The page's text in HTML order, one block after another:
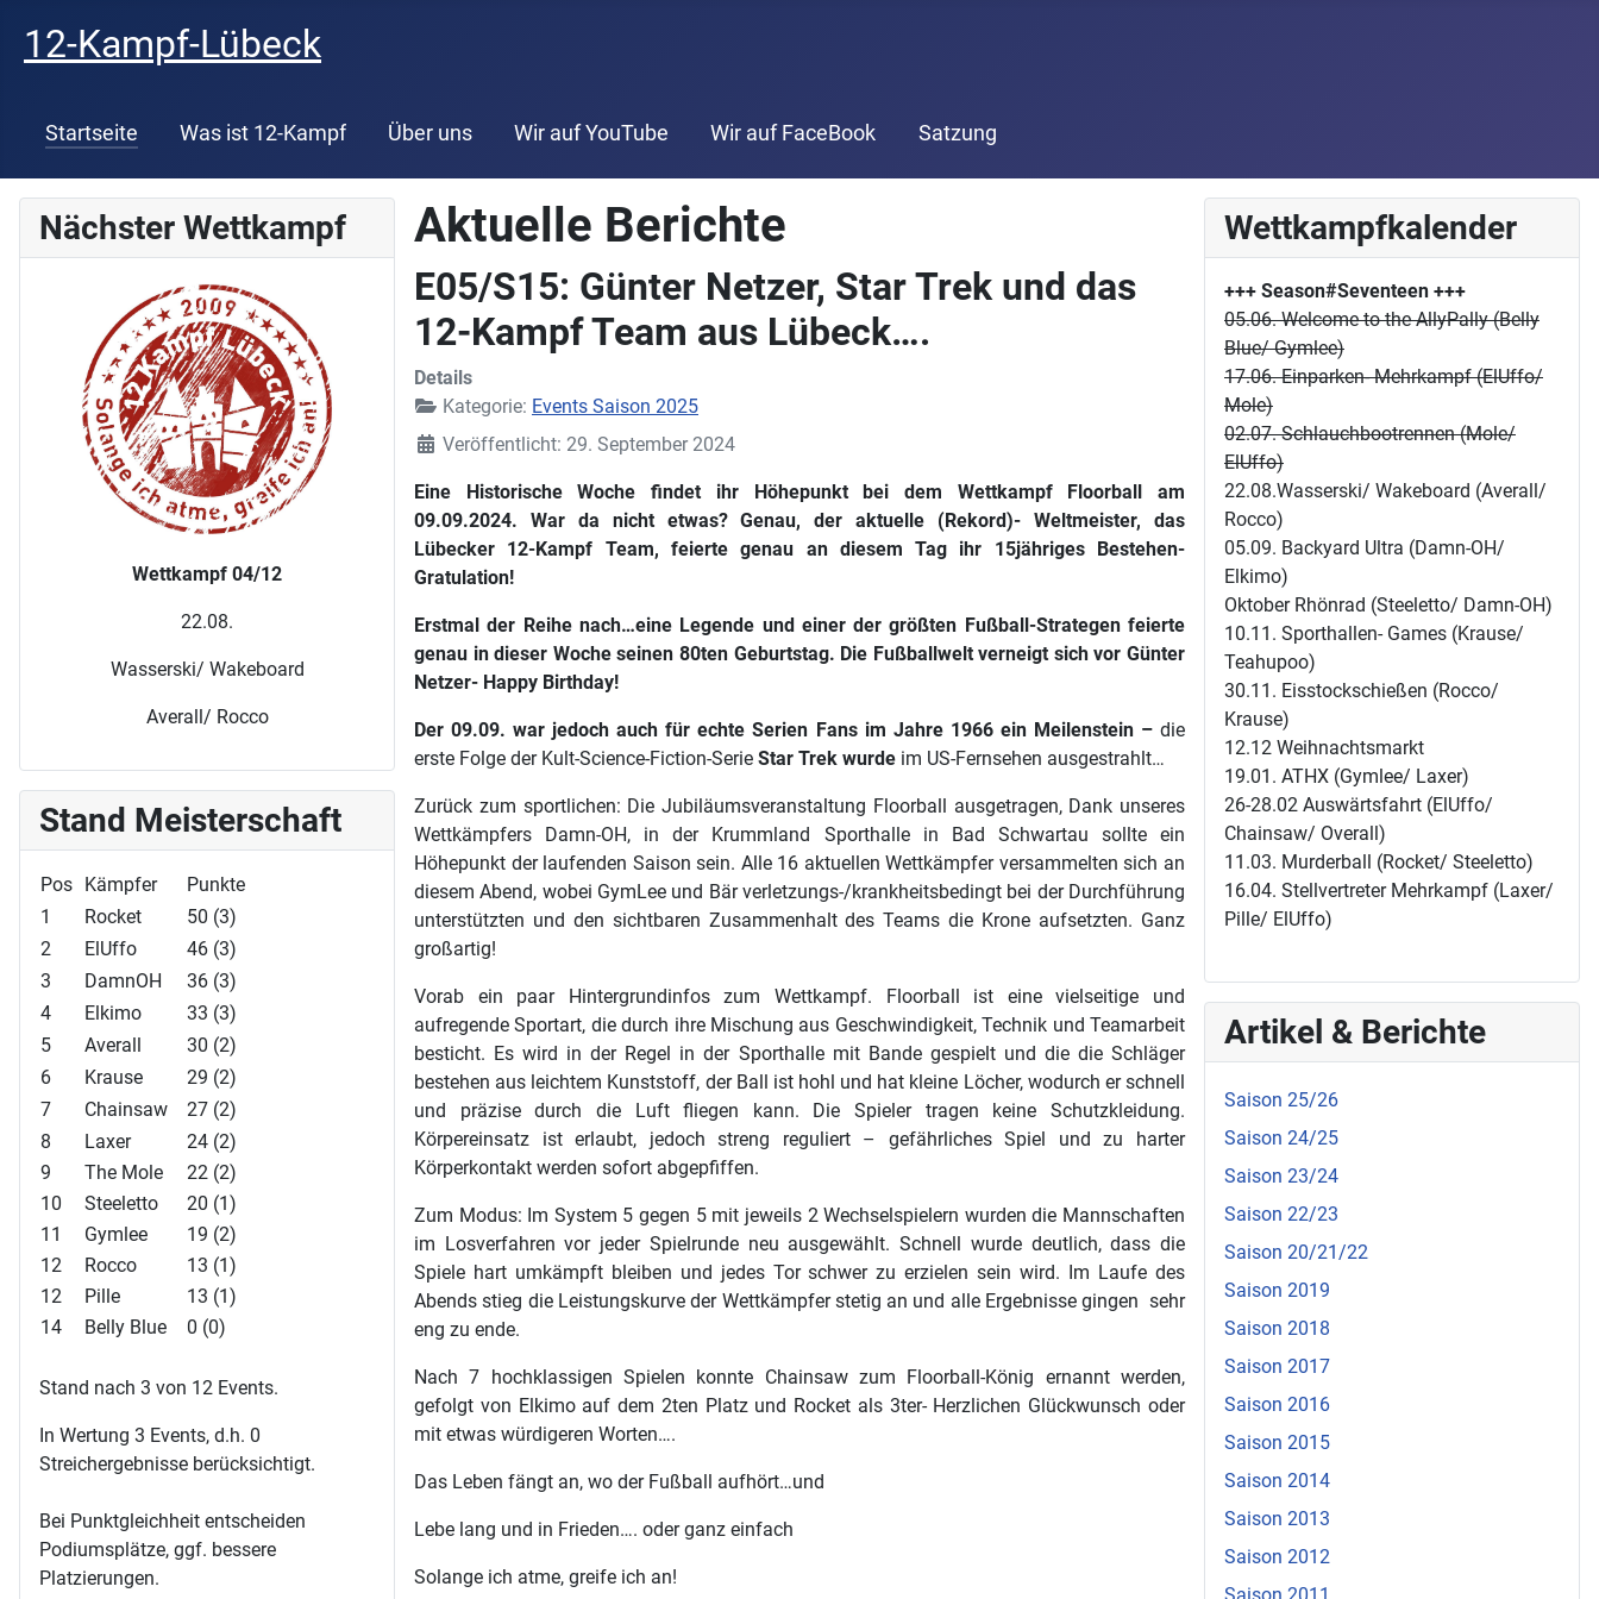
12-Kampf-Lübeck
Startseite Was ist 12-Kampf Über uns Wir auf YouTube Wir auf FaceBook Satzung
Nächster Wettkampf
Wettkampf 04/12
22.08.
Wasserski/ Wakeboard
Averall/ Rocco
Stand Meisterschaft
Pos Kämpfer
Punkte
1
Rocket
50 (3)
2
ElUffo
46 (3)
3
DamnOH
36 (3)
4
Elkimo
33 (3)
5
Averall
30 (2)
6
Krause
29 (2)
7
Chainsaw
27 (2)
8
Laxer
24 (2)
9
The Mole
22 (2)
10
Steeletto
20 (1)
11
Gymlee
19 (2)
12
Rocco
13 (1)
12
Pille
13 (1)
14
Belly Blue 0 (0)
Stand nach 3 von 12 Events.
In Wertung 3 Events, d.h. 0
Streichergebnisse berücksichtigt.
Bei Punktgleichheit entscheiden
Podiumsplätze, ggf. bessere
Platzierungen.
Aktuelle Berichte
E05/S15: Günter Netzer, Star Trek und das
12-Kampf Team aus Lübeck….
Details
Kategorie: Events Saison 2025
Veröffentlicht: 29. September 2024
Eine Historische Woche findet ihr Höhepunkt bei dem Wettkampf Floorball am
09.09.2024. War da nicht etwas? Genau, der aktuelle (Rekord)- Weltmeister, das
Lübecker 12-Kampf Team, feierte genau an diesem Tag ihr 15jähriges Bestehen-
Gratulation!
Erstmal der Reihe nach…eine Legende und einer der größten Fußball-Strategen feierte
genau in dieser Woche seinen 80ten Geburtstag. Die Fußballwelt verneigt sich vor Günter
Netzer- Happy Birthday!
Der 09.09. war jedoch auch für echte Serien Fans im Jahre 1966 ein Meilenstein –die
erste Folge der Kult-Science-Fiction-Serie Star Trek wurde im US-Fernsehen ausgestrahlt…
Zurück zum sportlichen: Die Jubiläumsveranstaltung Floorball ausgetragen, Dank unseres
Wettkämpfers Damn-OH, in der Krummland Sporthalle in Bad Schwartau sollte ein
Höhepunkt der laufenden Saison sein. Alle 16 aktuellen Wettkämpfer versammelten sich an
diesem Abend, wobei GymLee und Bär verletzungs-/krankheitsbedingt bei der Durchführung
unterstützten und den sichtbaren Zusammenhalt des Teams die Krone aufsetzten. Ganz
großartig!
Vorab ein paar Hintergrundinfos zum Wettkampf. Floorball ist eine vielseitige und
aufregende Sportart, die durch ihre Mischung aus Geschwindigkeit, Technik und Teamarbeit
besticht. Es wird in der Regel in der Sporthalle mit Bande gespielt und die die Schläger
bestehen aus leichtem Kunststoff, der Ball ist hohl und hat kleine Löcher, wodurch er schnell
und präzise durch die Luft fliegen kann. Die Spieler tragen keine Schutzkleidung.
Körpereinsatz ist erlaubt, jedoch streng reguliert – gefährliches Spiel und zu harter
Körperkontakt werden sofort abgepfiffen.
Zum Modus: Im System 5 gegen 5 mit jeweils 2 Wechselspielern wurden die Mannschaften
im Losverfahren vor jeder Spielrunde neu ausgewählt. Schnell wurde deutlich, dass die
Spiele hart umkämpft bleiben und jedes Tor schwer zu erzielen sein wird. Im Laufe des
Abends stieg die Leistungskurve der Wettkämpfer stetig an und alle Ergebnisse gingen sehr
eng zu ende.
Nach 7 hochklassigen Spielen konnte Chainsaw zum Floorball-König ernannt werden,
gefolgt von Elkimo auf dem 2ten Platz und Rocket als 3ter- Herzlichen Glückwunsch oder
mit etwas würdigeren Worten….
Das Leben fängt an, wo der Fußball aufhört…und
Lebe lang und in Frieden…. oder ganz einfach
Solange ich atme, greife ich an!
Wettkampfkalender
+++ Season#Seventeen +++
05.06. Welcome to the AllyPally (Belly
Blue/ Gymlee)
17.06. Einparken- Mehrkampf (ElUffo/
Mole)
02.07. Schlauchbootrennen (Mole/
ElUffo)
22.08.Wasserski/ Wakeboard (Averall/
Rocco)
05.09. Backyard Ultra (Damn-OH/
Elkimo)
Oktober Rhönrad (Steeletto/ Damn-OH)
10.11. Sporthallen- Games (Krause/
Teahupoo)
30.11. Eisstockschießen (Rocco/
Krause)
12.12 Weihnachtsmarkt
19.01. ATHX (Gymlee/ Laxer)
26-28.02 Auswärtsfahrt (ElUffo/
Chainsaw/ Overall)
11.03. Murderball (Rocket/ Steeletto)
16.04. Stellvertreter Mehrkampf (Laxer/
Pille/ ElUffo)
Artikel & Berichte
Saison 25/26
Saison 24/25
Saison 23/24
Saison 22/23
Saison 20/21/22
Saison 2019
Saison 2018
Saison 2017
Saison 2016
Saison 2015
Saison 2014
Saison 2013
Saison 2012
Saison 2011